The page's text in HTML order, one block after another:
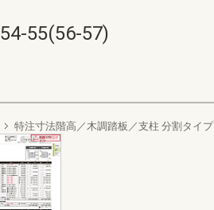
55(56-57)
特注寸法階高／木調踏板／支柱 分割タイプ